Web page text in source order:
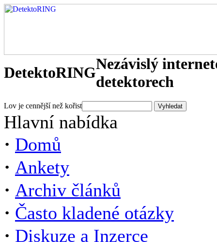
DetektoRINGNezávislý
detektorech
Lov je cennější než kořist
Hlavní nabídka
· Domů
· Ankety
· Archiv článků
· Často kladené otázky
· Diskuze a Inzerce